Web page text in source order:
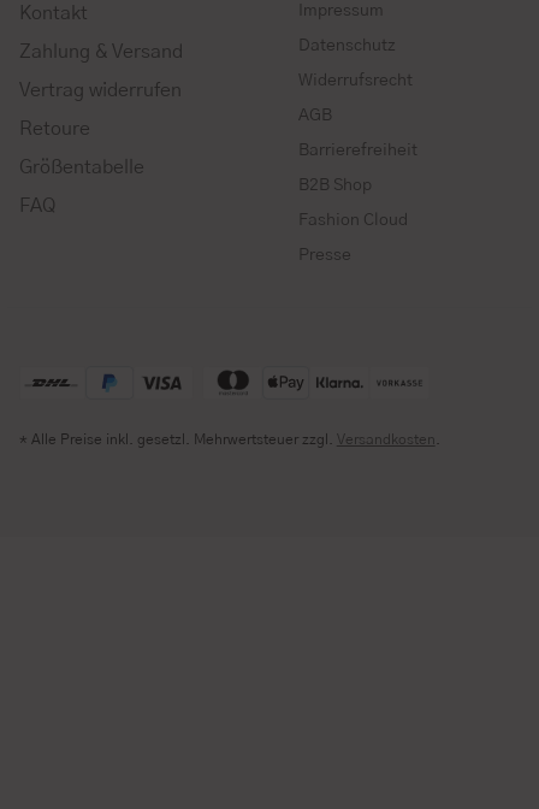
Kontakt
Zahlung & Versand
Vertrag widerrufen
Retoure
Größentabelle
FAQ
Impressum
Datenschutz
Widerrufsrecht
AGB
Barrierefreiheit
B2B Shop
Fashion Cloud
Presse
* Alle Preise inkl. gesetzl. Mehrwertsteuer zzgl. Versandkosten